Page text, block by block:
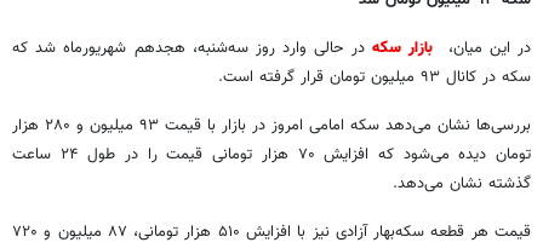
در این میان، بازار سکه در حالی وارد روز سه‌شنبه، هجدهم شهریورماه شد که
سکه در کانال ۹۳ میلیون تومان قرار گرفته است.
بررسی‌ها نشان می‌دهد سکه امامی امروز در بازار با قیمت ۹۳ میلیون و ۲۸۰ هزار
تومان دیده می‌شود که افزایش ۷۰ هزار تومانی قیمت را در طول ۲۴ ساعت
گذشته نشان می‌دهد.
قیمت هر قطعه سکه‌بهار آزادی نیز با افزایش ۵۱۰ هزار تومانی، ۸۷ میلیون و ۷۲۰